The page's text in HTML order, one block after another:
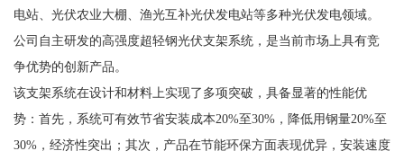
电站、光伏农业大棚、渔光互补光伏发电站等多种光伏发电领域。
公司自主研发的高强度超轻钢光伏支架系统，是当前市场上具有竞
争优势的创新产品。
该支架系统在设计和材料上实现了多项突破，具备显著的性能优
势：首先，系统可有效节省安装成本20%至30%，降低用钢量20%至
30%，经济性突出；其次，产品在节能环保方面表现优异，安装速度